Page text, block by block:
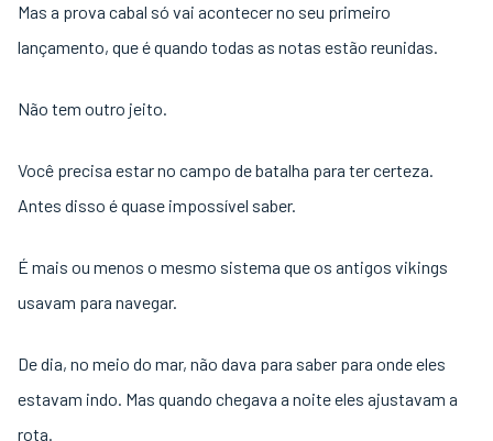
Mas a prova cabal só vai acontecer no seu primeiro
lançamento, que é quando todas as notas estão reunidas.
Não tem outro jeito.
Você precisa estar no campo de batalha para ter certeza.
Antes disso é quase impossível saber.
É mais ou menos o mesmo sistema que os antigos vikings
usavam para navegar.
De dia, no meio do mar, não dava para saber para onde eles
estavam indo. Mas quando chegava a noite eles ajustavam a
rota.